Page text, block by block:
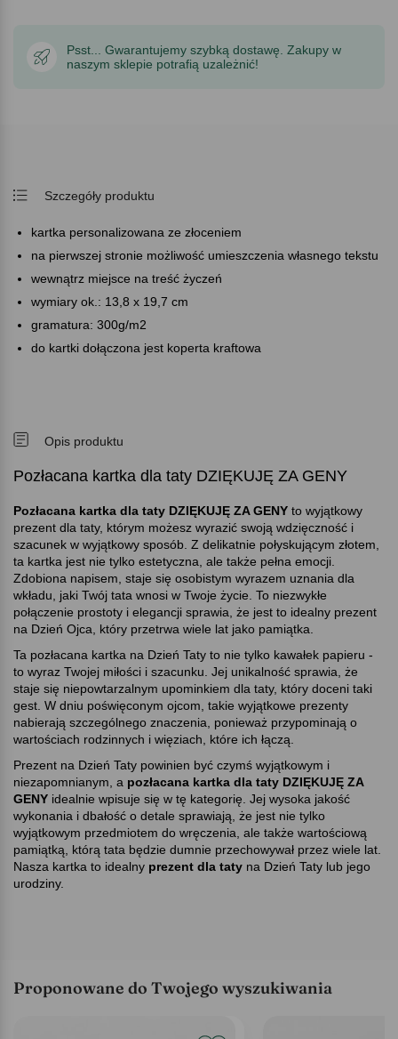
Psst... Gwarantujemy szybką dostawę. Zakupy w
naszym sklepie potrafią uzależnić!
Szczegóły produktu
kartka personalizowana ze złoceniem
na pierwszej stronie możliwość umieszczenia własnego tekstu
wewnątrz miejsce na treść życzeń
wymiary ok.: 13,8 x 19,7 cm
gramatura: 300g/m2
do kartki dołączona jest koperta kraftowa
Opis produktu
Pozłacana kartka dla taty DZIĘKUJĘ ZA GENY
Pozłacana kartka dla taty DZIĘKUJĘ ZA GENY to wyjątkowy
prezent dla taty, którym możesz wyrazić swoją wdzięczność i
szacunek w wyjątkowy sposób. Z delikatnie połyskującym złotem,
ta kartka jest nie tylko estetyczna, ale także pełna emocji.
Zdobiona napisem, staje się osobistym wyrazem uznania dla
wkładu, jaki Twój tata wnosi w Twoje życie. To niezwykłe
połączenie prostoty i elegancji sprawia, że jest to idealny prezent
na Dzień Ojca, który przetrwa wiele lat jako pamiątka.
Ta pozłacana kartka na Dzień Taty to nie tylko kawałek papieru -
to wyraz Twojej miłości i szacunku. Jej unikalność sprawia, że
staje się niepowtarzalnym upominkiem dla taty, który doceni taki
gest. W dniu poświęconym ojcom, takie wyjątkowe prezenty
nabierają szczególnego znaczenia, ponieważ przypominają o
wartościach rodzinnych i więziach, które ich łączą.
Prezent na Dzień Taty powinien być czymś wyjątkowym i
niezapomnianym, a pozłacana kartka dla taty DZIĘKUJĘ ZA
GENY idealnie wpisuje się w tę kategorię. Jej wysoka jakość
wykonania i dbałość o detale sprawiają, że jest nie tylko
wyjątkowym przedmiotem do wręczenia, ale także wartościową
pamiątką, którą tata będzie dumnie przechowywał przez wiele lat.
Nasza kartka to idealny prezent dla taty na Dzień Taty lub jego
urodziny.
Proponowane do Twojego wyszukiwania